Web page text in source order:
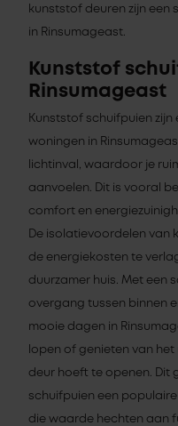
kunststof deuren zijn een
in Rinsumageast.
Kunststof
Rinsumageast
Kunststof schuifpuien
woningen in
lichtinval, waardoor je
aanvoelen. Dit is vooral
comfort en
De isolatievoordelen van
de energiekosten te
duurzamer huis. Met een
overgang tussen binnen
mooie dagen in
lopen of genieten van
deur hoeft te openen. Dit
schuifpuien een
die waarde hechten aan